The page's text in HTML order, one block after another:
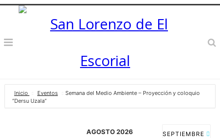
Inicio Eventos
Semana del Medio Ambiente – Proyección y coloquio
“Dersu Uzala”
AGOSTO 2026 SEPTIEMBRE